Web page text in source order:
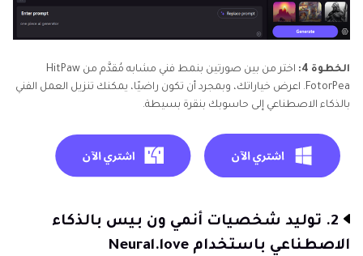
الخطوة 4:
اختر من بين صورتين بنمط فني مشابه مُقدَّم من HitPaw
FotorPea. اعرض خياراتك، وبمجرد أن تكون راضيًا، يمكنك تنزيل العمل الفني
بالذكاء الاصطناعي إلى حاسوبك بنقرة بسيطة.
2. توليد شخصيات أنمي ون بيس بالذكاء
الاصطناعي باستخدام Neural.love